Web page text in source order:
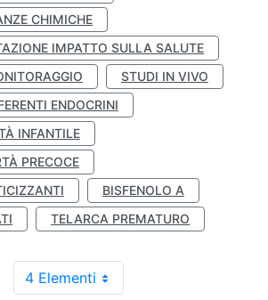
CHIMICHE
IMPATTO SULLA SALUTE
STUDI IN VIVO
ENDOCRINI
INFANTILE
PRECOCE
BISFENOLO A
TELARCA PREMATURO
4 Elementi